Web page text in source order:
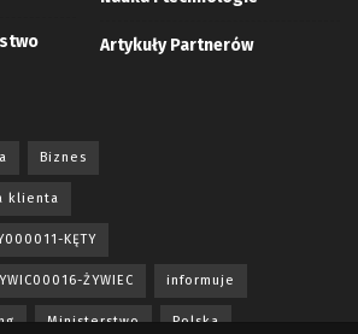
Artykuły Partnerów
Biznes
klienta
KĘTY
ŻYWIEC informuje
Ministerstwo Polska